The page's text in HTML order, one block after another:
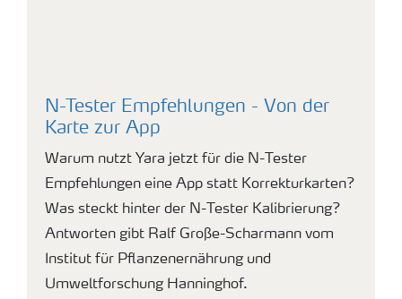
N-Tester Empfehlungen - Von der
Karte zur App
Warum nutzt Yara jetzt für die N-Tester
Empfehlungen eine App statt Korrekturkarten?
Was steckt hinter der N-Tester Kalibrierung?
Antworten gibt Ralf Große-Scharmann vom
Institut für Pflanzenernährung und
Umweltforschung Hanninghof.